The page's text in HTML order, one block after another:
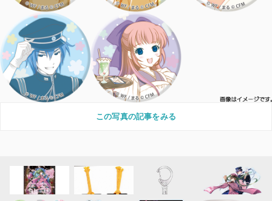
この写真の記事をみる